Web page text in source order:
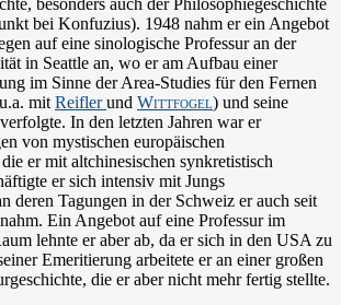
bei Konfuzius). 1948 nahm er ein Angebot
auf eine sinologische Professur an der
in Seattle an, wo er am Aufbau einer
im Sinne der Area-Studies für den Fernen
mit Reiflerund Wittfogel) und seine
In den letzten Jahren war er
von mystischen europäischen
er mit altchinesischen synkretistisch
er sich intensiv mit Jungs
deren Tagungen in der Schweiz er auch seit
Ein Angebot auf eine Professur im
lehnte er aber ab, da er sich in den USA zu
Emeritierung arbeitete er an einer großen
die er aber nicht mehr fertig stellte.